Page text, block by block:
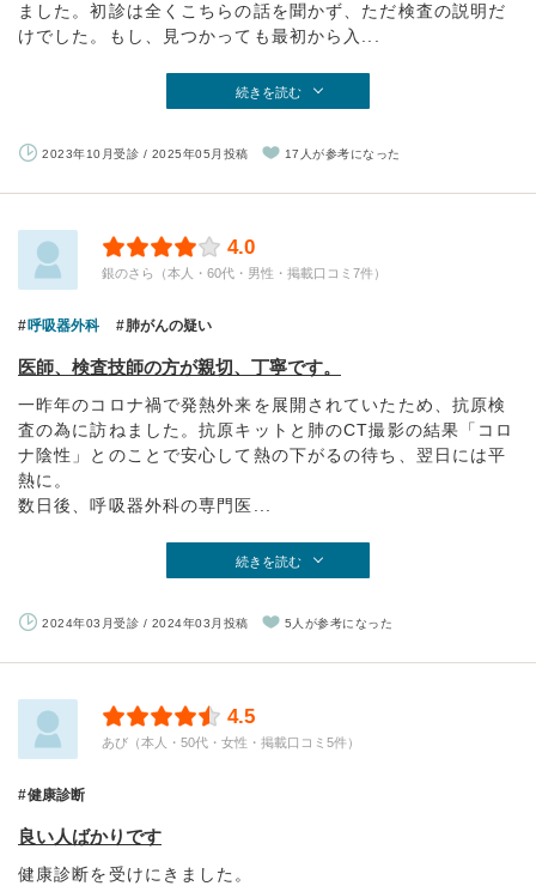
ました。初診は全くこちらの話を聞かず、ただ検査の説明だ
けでした。もし、見つかっても最初から入...
続きを読む
2023年10月受診 / 2025年05月投稿 17人が参考になった
4.0
銀のさら（本人・60代・男性・掲載口コミ7件）
呼吸器外科 肺がんの疑い
医師、検査技師の方が親切、丁寧です。
一昨年のコロナ禍で発熱外来を展開されていたため、抗原検
査の為に訪ねました。抗原キットと肺のCT撮影の結果「コロ
ナ陰性」とのことで安心して熱の下がるの待ち、翌日には平
熱に。
数日後、呼吸器外科の専門医...
続きを読む
2024年03月受診 / 2024年03月投稿 5人が参考になった
4.5
あび（本人・50代・女性・掲載口コミ5件）
健康診断
良い人ばかりです
健康診断を受けにきました。